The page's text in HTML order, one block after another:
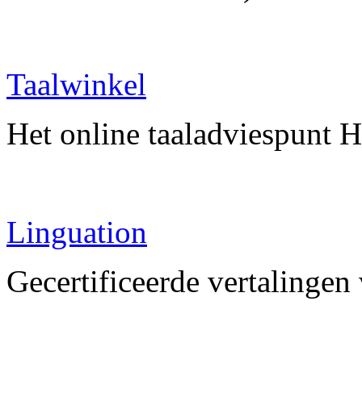
Taalwinkel
Het online taaladviespunt
Linguation
Gecertificeerde